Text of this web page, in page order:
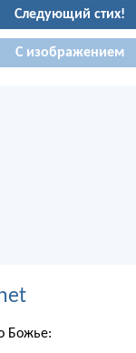
Следующий стих!
С изображением
Божье: